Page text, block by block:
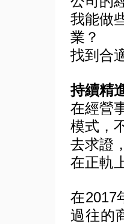
我能做
業？
找到合
持續精
在經營
模式，
去求證
在正軌
在2017
過往的